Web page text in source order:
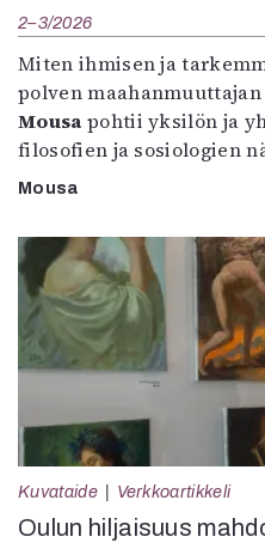
2–3/2026
Miten ihmisen ja
polven
Mousa pohtii yksilön ja
filosofien ja sosiologien
Mousa
Kuvataide Verkkoartikkeli
Oulun hiljaisuus